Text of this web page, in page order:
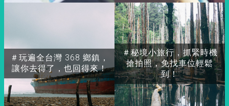
＃玩遍全台灣 368 鄉鎮，
讓你去得了，也回得來！
＃秘境小旅行，抓緊時機
搶拍照，免找車位輕鬆
到！